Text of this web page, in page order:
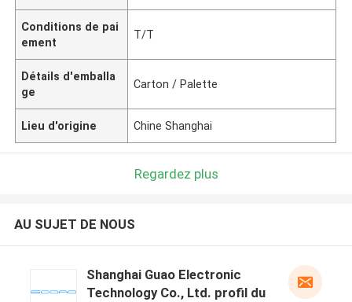
Conditions de pai
ement
T/T
Détails d'emballa
ge
Carton / Palette
Lieu d'origine Chine Shanghai
Regardez plus
AU SUJET DE NOUS
Shanghai Guao Electronic
Technology Co., Ltd. profil du